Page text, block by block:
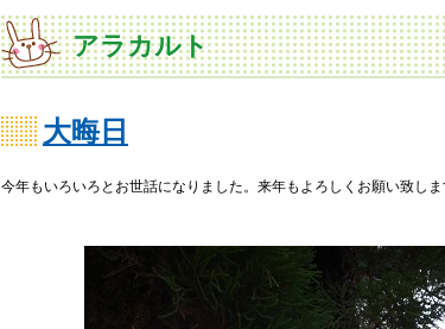
アラカルト
大晦日
今年もいろいろとお世話になりました。来年もよろしくお願い致し